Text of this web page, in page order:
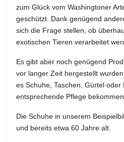
zum Glück vom Washingtoner
geschützt. Dank genügend
sich die Frage stellen, ob
exotischen Tieren verarbeitet
Es gibt aber noch genügend
vor langer Zeit hergestellt
es Schuhe, Taschen, Gürtel oder
entsprechende Pflege bekommen.
Die Schuhe in unserem
und bereits etwa 60 Jahre alt.